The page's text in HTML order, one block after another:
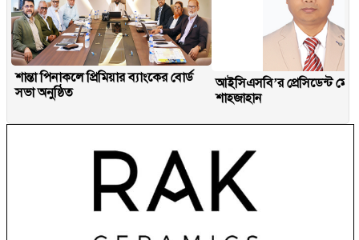
শান্তা পিনাকলে প্রিমিয়ার ব্যাংকের বোর্ড
সভা অনুষ্ঠিত
আইসিএসবি’র প্রেসিডেন্ট
শাহজাহান